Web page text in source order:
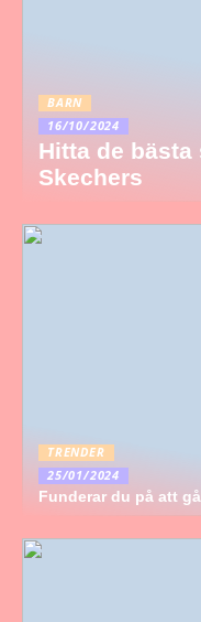
BARN
16/10/2024
Hitta de
Skechers
TRENDER
25/01/2024
Funderar du på att